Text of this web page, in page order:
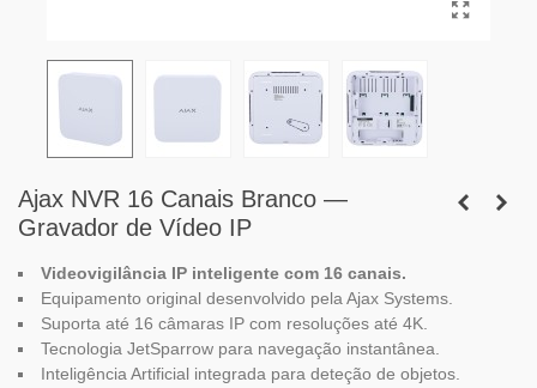
Ajax NVR 16 Canais Branco —
Gravador de Vídeo IP
Videovigilância IP inteligente com 16 canais.
Equipamento original desenvolvido pela Ajax Systems.
Suporta até 16 câmaras IP com resoluções até 4K.
Tecnologia JetSparrow para navegação instantânea.
Inteligência Artificial integrada para deteção de objetos.